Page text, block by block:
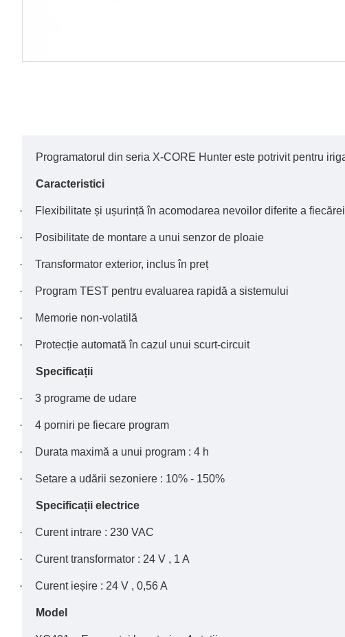
Programatorul din seria X-CORE Hunter este potrivit pentru
Caracteristici
· Flexibilitate și ușurință în acomodarea nevoilor diferite a
· Posibilitate de montare a unui senzor de ploaie
· Transformator exterior, inclus în preț
· Program TEST pentru evaluarea rapidă a sistemului
· Memorie non-volatilă
· Protecție automată în cazul unui scurt-circuit
Specificații
· 3 programe de udare
· 4 porniri pe fiecare program
· Durata maximă a unui program : 4 h
· Setare a udării sezoniere : 10% - 150%
Specificații electrice
· Curent intrare : 230 VAC
· Curent transformator : 24 V , 1 A
· Curent ieșire : 24 V , 0,56 A
Model